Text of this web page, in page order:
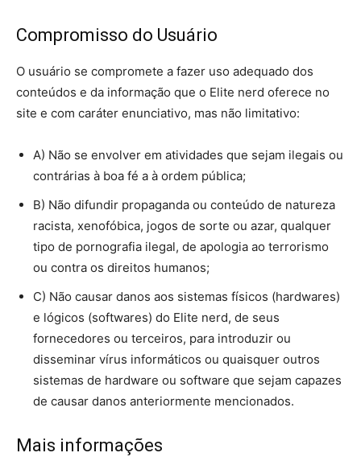
Compromisso do Usuário
O usuário se compromete a fazer uso adequado dos
conteúdos e da informação que o Elite nerd oferece no
site e com caráter enunciativo, mas não limitativo:
A) Não se envolver em atividades que sejam ilegais ou
contrárias à boa fé a à ordem pública;
B) Não difundir propaganda ou conteúdo de natureza
racista, xenofóbica, jogos de sorte ou azar, qualquer
tipo de pornografia ilegal, de apologia ao terrorismo
ou contra os direitos humanos;
C) Não causar danos aos sistemas físicos (hardwares)
e lógicos (softwares) do Elite nerd, de seus
fornecedores ou terceiros, para introduzir ou
disseminar vírus informáticos ou quaisquer outros
sistemas de hardware ou software que sejam capazes
de causar danos anteriormente mencionados.
Mais informações